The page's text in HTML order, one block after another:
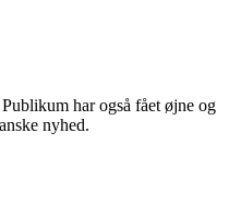
har også fået øjne og
nyhed.